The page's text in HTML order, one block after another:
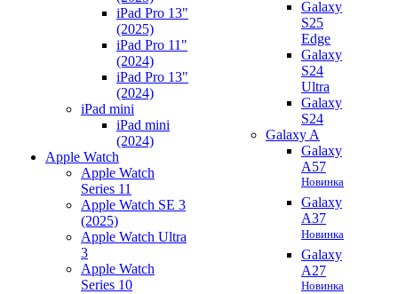
iPad Pro 13"
(2025)
iPad Pro 11"
(2024)
iPad Pro 13"
(2024)
iPad mini
iPad mini
(2024)
Apple Watch
Apple Watch
Series 11
Apple Watch SE 3
(2025)
Apple Watch Ultra
3
Apple Watch
Series 10
Galaxy
S25
Edge
Galaxy
S24
Ultra
Galaxy
S24
Galaxy A
Galaxy
A57
Новинка
Galaxy
A37
Новинка
Galaxy
A27
Новинка